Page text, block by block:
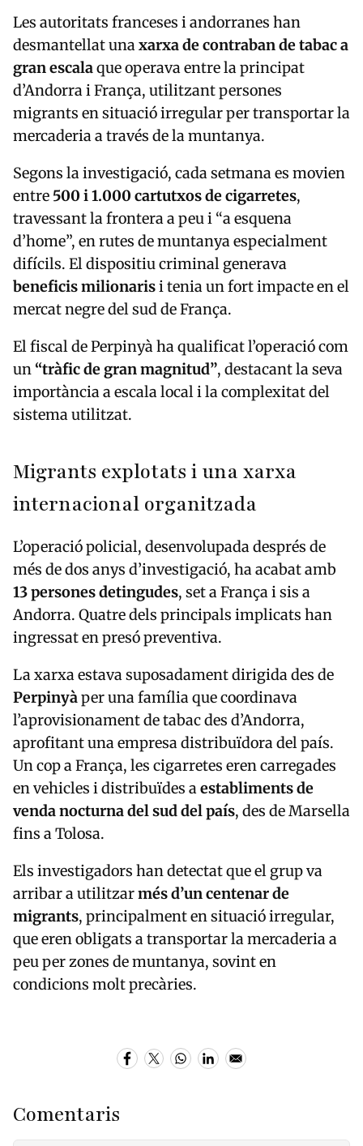
Les autoritats franceses i andorranes han
desmantellat unaxarxa de contraban de tabac a
gran escalaque operava entre la principat
d’Andorra i França, utilitzant persones
migrants en situació irregular per transportar la
mercaderia a través de la muntanya.
Segons la investigació, cada setmana es movien
entre 500 i 1.000 cartutxos de cigarretes,
travessant la frontera a peu i “a esquena
d’home”, en rutes de muntanya especialment
difícils. El dispositiu criminal generava
beneficis milionarisi tenia un fort impacte en el
mercat negre del sud de França.
El fiscal de Perpinyà ha qualificat l’operació com
un “tràfic de gran magnitud”, destacant la seva
importància a escala local i la complexitat del
sistema utilitzat.
Migrants explotats i una xarxa
internacional organitzada
L’operació policial, desenvolupada després de
més de dos anys d’investigació, ha acabat amb
13 persones detingudes, set a França i sis a
Andorra. Quatre dels principals implicats han
ingressat en presó preventiva.
La xarxa estava suposadament dirigida des de
Perpinyàper una família que coordinava
l’aprovisionament de tabac des d’Andorra,
aprofitant una empresa distribuïdora del país.
Un cop a França, les cigarretes eren carregades
en vehicles i distribuïdes aestabliments de
venda nocturna del sud del país, des de Marsella
fins a Tolosa.
Els investigadors han detectat que el grup va
arribar a utilitzarmés d’un centenar de
migrants, principalment en situació irregular,
que eren obligats a transportar la mercaderia a
peu per zones de muntanya, sovint en
condicions molt precàries.
Comentaris